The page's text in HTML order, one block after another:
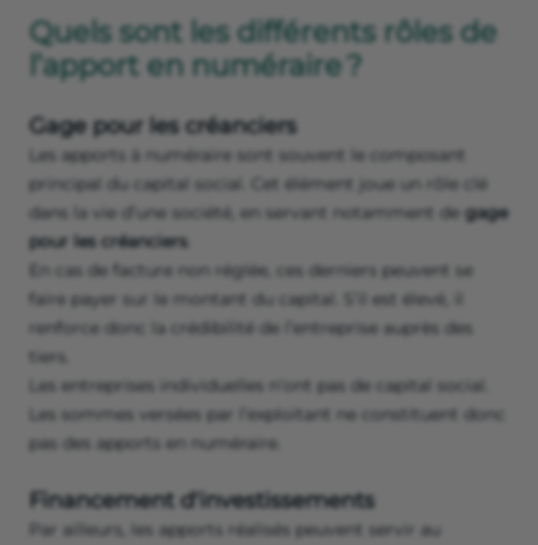
Quels sont les différents rôles de
l’apport en numéraire ?
Gage pour les créanciers
Les apports à numéraire sont souvent le composant
principal du capital social. Cet élément joue un rôle clé
dans la vie d’une société, en servant notamment de gage
pour les créanciers.
En cas de facture non réglée, ces derniers peuvent se
faire payer sur le montant du capital. S’il est élevé, il
renforce donc la crédibilité de l’entreprise auprès des
tiers.
Les entreprises individuelles n’ont pas de capital social.
Les sommes versées par l’exploitant ne constituent donc
pas des apports en numéraire.
Financement d'investissements
Par ailleurs, les apports réalisés peuvent servir au